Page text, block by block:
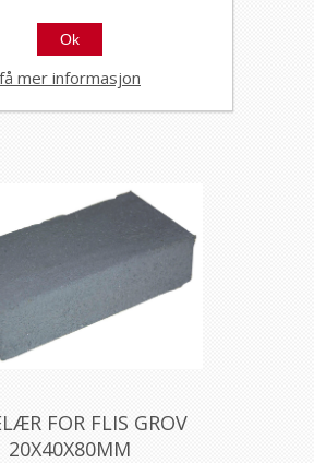
7436
FOR FLIS GROV
20X40X80MM
Ok
få mer informasjon